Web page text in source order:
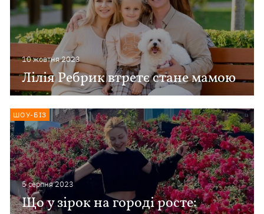
10 жовтня 2023
Лілія Ребрик втретє стане мамою
5 серпня 2023
Що у зірок на городі росте:
ШОУ-БІЗ